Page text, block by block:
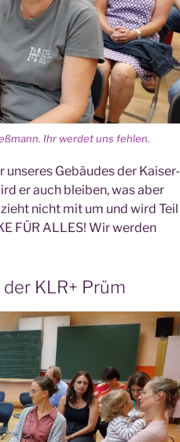
Ihr wer­det uns fehlen.
Gebäu­des der Kai­ser-
er auch blei­ben, was aber
nicht mit um und wird Teil
FÜR ALLES! Wir wer­den
KLR+ Prüm